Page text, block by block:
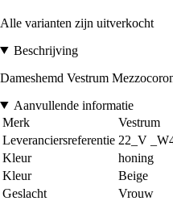
Alle varianten zijn uitverkocht
Beschrijving
Dameshemd Vestrum
Aanvullende informatie
Merk
Vestrum
Leveranciersreferentie 22_V
Kleur
honing
Kleur
Beige
Geslacht
Vrouw